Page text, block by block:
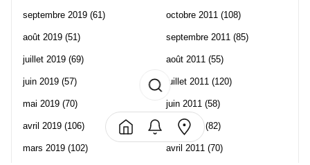
septembre 2019 (61)
août 2019 (51)
juillet 2019 (69)
juin 2019 (57)
mai 2019 (70)
avril 2019 (106)
mars 2019 (102)
octobre 2011 (108)
septembre 2011 (85)
août 2011 (55)
juillet 2011 (120)
juin 2011 (58)
mai 2011 (82)
avril 2011 (70)